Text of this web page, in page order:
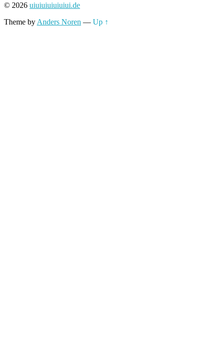
© 2026 uiuiuiuiuiuiui.de
Theme by Anders Noren — Up ↑